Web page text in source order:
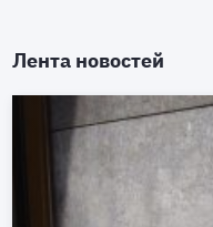
Лента новостей